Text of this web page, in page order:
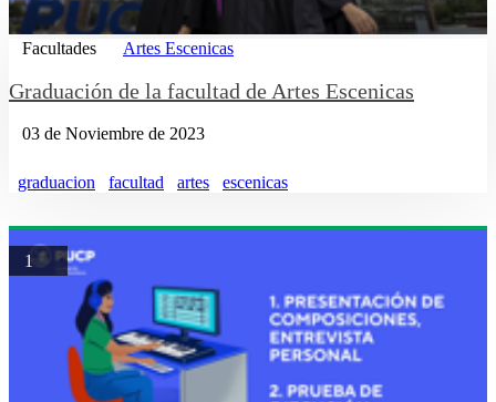
Facultades Artes Escenicas
Graduación de la facultad de Artes Escenicas
03 de Noviembre de 2023
graduacion facultad artes escenicas
1